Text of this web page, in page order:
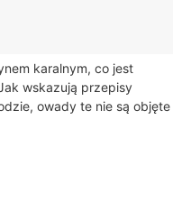
karalnym, co jest
wskazują przepisy
owady te nie są objęte